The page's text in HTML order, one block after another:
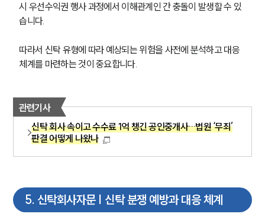
그룹소개
대륜의 강점
기업의뢰인을 위한 장점
글로벌 파트너 로펌
통합검색
주요 업무사례
기업 인사이트
시 우선수익권 행사 과정에서 이해관계인 간 충돌이 발생할 수 있
습니다.
따라서 신탁 유형에 따라 예상되는 위험을 사전에 분석하고 대응
체계를 마련하는 것이 중요합니다.
관련기사
신탁 회사 속이고 수수료 1억 챙긴 공인중개사…법원 ‘무죄’
판결 어떻게 나왔나
5. 신탁회사자문 | 신탁 분쟁 예방과 대응 체계